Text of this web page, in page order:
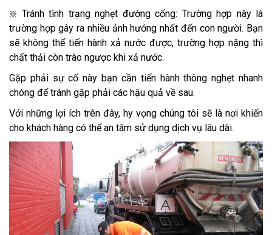
❇️ Tránh tình trạng nghẹt đường cống: Trường hợp này là
trường hợp gây ra nhiều ảnh hưởng nhất đến con người. Bạn
sẽ không thể tiến hành xả nước được, trường hợp nặng thì
chất thải còn trào ngược khi xả nước.
Gặp phải sự cố này bạn cần tiến hành thông nghẹt nhanh
chóng để tránh gặp phải các hậu quả về sau.
Với những lợi ích trên đây, hy vọng chúng tôi sẽ là nơi khiến
cho khách hàng có thể an tâm sử dụng dịch vụ lâu dài.